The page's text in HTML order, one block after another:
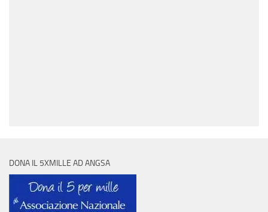
DONA IL 5XMILLE AD ANGSA